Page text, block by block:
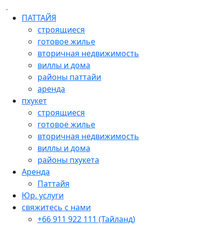
ПАТТАЙЯ
строящиеся
готовое жилье
вторичная недвижимость
виллы и дома
районы паттайи
аренда
пхукет
строящиеся
готовое жилье
вторичная недвижимость
виллы и дома
районы пхукета
Аренда
Паттайя
Юр. услуги
свяжитесь с нами
+66 911 922 111 (Тайланд)